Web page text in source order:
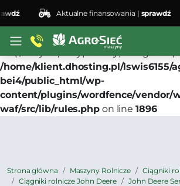
Deprecated: preg_replace(): Passing
#3 ($subject) of type array|string is
/home/klient.dhosting.pl/lswis6155/
bei4/public_html/wp-
content/plugins/wordfence/vendor/
waf/src/lib/rules.phpon line1896
Aktualne finansowania |sprawdź
Strona główna Maszyny Rolnicze
Ciągniki
Ciągniki rolnicze John Deere
John Deere